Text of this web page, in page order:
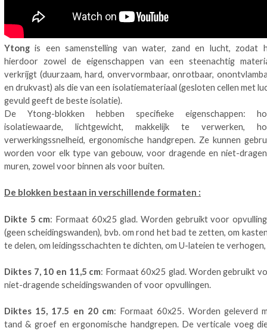
Ytong is een samenstelling van water, zand en lucht, zodat
hierdoor zowel de eigenschappen van een steenachtig
verkrijgt (duurzaam, hard, onvervormbaar, onrotbaar,
en drukvast) als die van een isolatiemateriaal (gesloten cellen met
gevuld geeft de beste isolatie).
De Ytong-blokken hebben specifieke eigenschappen:
isolatiewaarde, lichtgewicht, makkelijk te verwerken,
verwerkingssnelheid, ergonomische handgrepen. Ze kunnen
worden voor elk type van gebouw, voor dragende en niet-
muren, zowel voor binnen als voor buiten.
De blokken bestaan in verschillende formaten :
Dikte 5 cm: Formaat 60x25 glad. Worden gebruikt voor
(geen scheidingswanden), bvb. om rond het bad te zetten, om
te delen, om leidingsschachten te dichten, om U-lateien te verhogen,
Diktes 7, 10 en 11,5 cm: Formaat 60x25 glad. Worden gebruikt
niet-dragende scheidingswanden of voor opvullingen.
Diktes 15, 17.5 en 20 cm: Formaat 60x25. Worden geleverd
tand & groef en ergonomische handgrepen. De verticale voeg